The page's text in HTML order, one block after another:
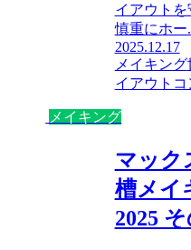
イアウトを
慎重にホー
2025.12.17
メイキング
イアウトコ
メイキング
マック
槽メイ
2025